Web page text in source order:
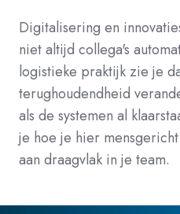
Digitalisering en
niet altijd collega's
logistieke praktijk zie je
terughoudendheid
als de systemen al
je hoe je hier
aan draagvlak in je team.